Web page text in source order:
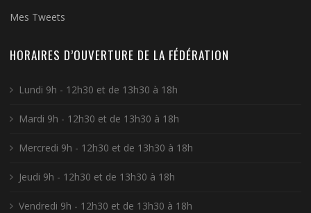
Mes Tweets
HORAIRES D’OUVERTURE DE LA FÉDÉRATION
Lundi 9h - 12h30 et de 13h30 à 18h
Mardi 9h - 12h30 et de 13h30 à 18h
Mercredi 9h - 12h30 et de 13h30 à 18h
Jeudi 9h - 12h30 et de 13h30 à 18h
Vendredi 9h - 12h30 et de 13h30 à 18h